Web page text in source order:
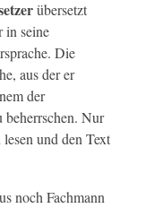
übersetzt
in seine
Die
aus der er
der
beherrschen. Nur
und den Text
noch Fachmann